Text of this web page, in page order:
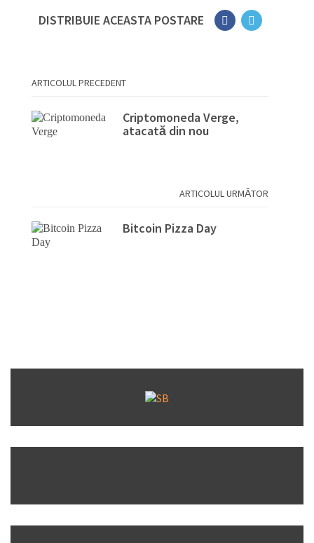
DISTRIBUIE ACEASTA POSTARE
ARTICOLUL PRECEDENT
Criptomoneda Verge,
atacată din nou
ARTICOLUL URMĂTOR
Bitcoin Pizza Day